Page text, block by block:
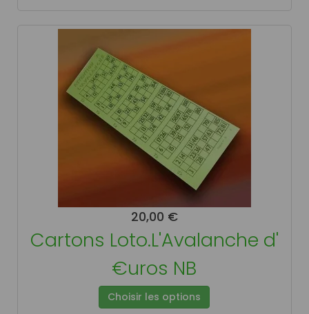
20,00 €
Cartons Loto.L'Avalanche d'
€uros NB
Choisir les options